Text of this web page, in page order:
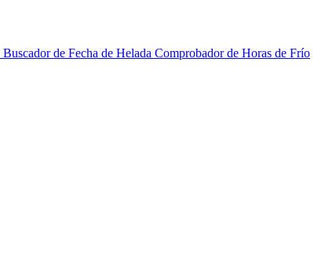
Buscador de Fecha de Helada Comprobador de Horas de Frío